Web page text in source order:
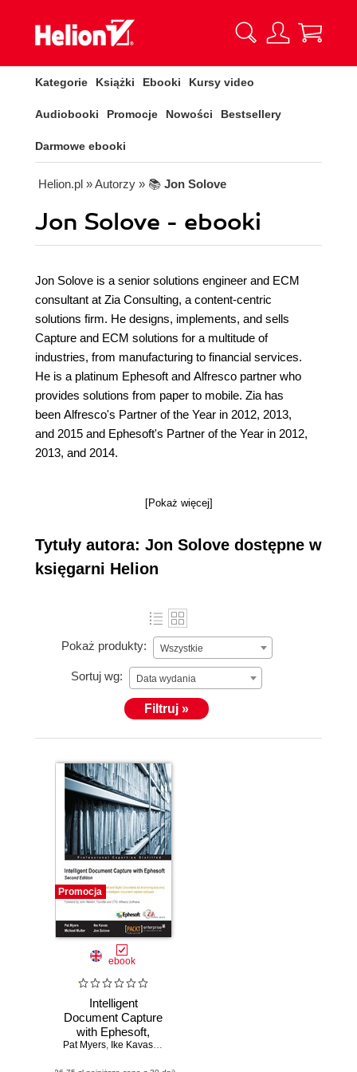
Kategorie Książki Ebooki Kursy video
Audiobooki Promocje Nowości Bestsellery
Darmowe ebooki
Helion.pl » Autorzy » 📚 Jon Solove
Jon Solove - ebooki
Jon Solove is a senior solutions engineer and ECM
consultant at Zia Consulting, a content-centric
solutions firm. He designs, implements, and sells
Capture and ECM solutions for a multitude of
industries, from manufacturing to financial services.
He is a platinum Ephesoft and Alfresco partner who
provides solutions from paper to mobile. Zia has
been Alfresco's Partner of the Year in 2012, 2013,
and 2015 and Ephesoft's Partner of the Year in 2012,
2013, and 2014.
[Pokaż więcej]
Tytuły autora: Jon Solove dostępne w
księgarni Helion
Pokaż produkty: Wszystkie
Sortuj wg: Data wydania
Filtruj »
Promocja
ebook
Intelligent
Document Capture
with Ephesoft,
Second Edition.
Pat Myers, Ike Kavas,Michael Muller